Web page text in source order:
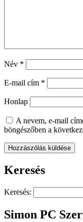
Név *
E-mail cím *
Honlap
A nevem, e-mail
böngészőben a
Keresés
Keresés:
Simon PC